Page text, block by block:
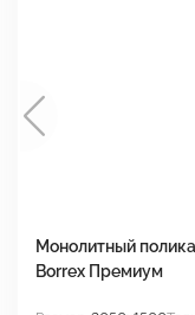
Монолитный
Borrex Премиум